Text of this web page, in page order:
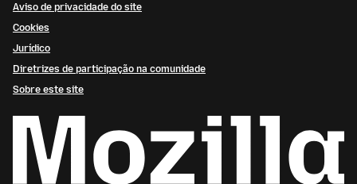
Aviso de privacidade do site
Cookies
Jurídico
Diretrizes de participação na comunidade
Sobre este site